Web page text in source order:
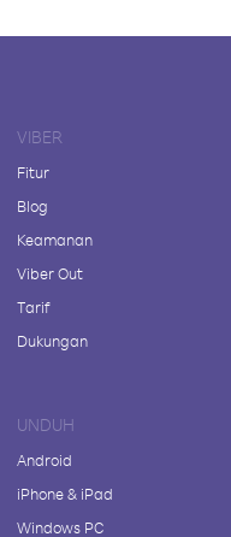
VIBER
Fitur
Blog
Keamanan
Viber Out
Tarif
Dukungan
UNDUH
Android
iPhone & iPad
Windows PC